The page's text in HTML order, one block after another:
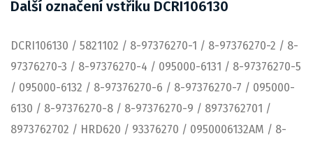
Další označení vstřiku DCRI106130
DCRI106130 / 5821102 / 8-97376270-1 / 8-97376270-2 / 8-
97376270-3 / 8-97376270-4 / 095000-6131 / 8-97376270-5
/ 095000-6132 / 8-97376270-6 / 8-97376270-7 / 095000-
6130 / 8-97376270-8 / 8-97376270-9 / 8973762701 /
8973762702 / HRD620 / 93376270 / 0950006132AM / 8-